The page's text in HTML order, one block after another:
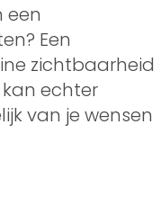
een
Een
zichtbaarheid
echter
van je wensen